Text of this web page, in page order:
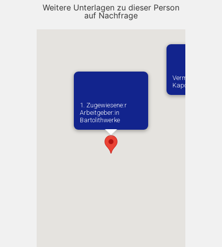
Weitere Unterlagen zu dieser Person
auf Nachfrage
Vermutlich
Kapcevicy
1. Zugewiesene:r
Arbeitgeber:in​
Bartolithwerke